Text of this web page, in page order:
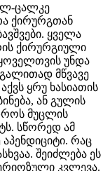
ცალკე
ქირურგთან
ყველა
ქირურგიული
უნდა
მწვავე
ყრუ ხასიათის
ან გულის
მუცლის
სწორედ ამ
რაც
შეიძლება ეს
კვლევა.